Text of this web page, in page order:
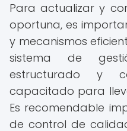
Para actualizar y
oportuna, es
y mecanismos
sistema de
estructurado y
capacitado para
Es recomendable
de control de